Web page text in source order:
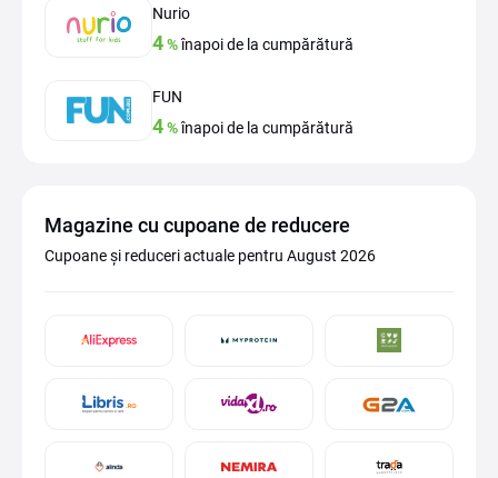
Nurio
4%înapoi de la cumpărătură
FUN
4%înapoi de la cumpărătură
Magazine cu cupoane de reducere
Cupoane și reduceri actuale pentru August 2026